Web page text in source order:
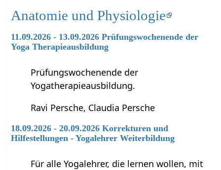
Anatomie und Physiologie
11.09.2026 - 13.09.2026 Prüfungswochenende der
Yoga Therapieausbildung
Prüfungswochenende der
Yogatherapieausbildung.
Ravi Persche, Claudia Persche
18.09.2026 - 20.09.2026 Korrekturen und
Hilfestellungen - Yogalehrer Weiterbildung
Für alle Yogalehrer, die lernen wollen, mit